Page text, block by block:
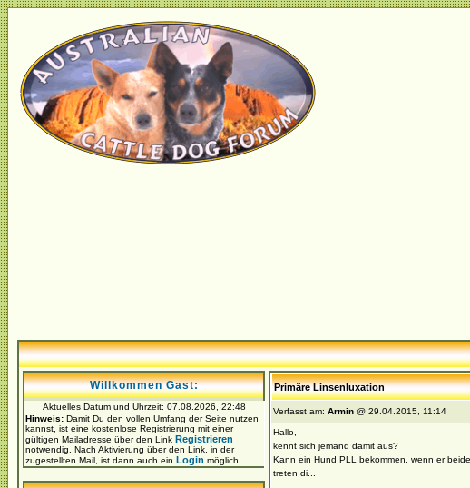
Willkommen Gast:
Aktuelles Datum und Uhrzeit: 07.08.2026, 22:48
Hinweis: Damit Du den vollen Umfang der Seite nutzen
kannst, ist eine kostenlose Registrierung mit einer
gültigen Mailadresse über den Link Registrieren
notwendig. Nach Aktivierung über den Link, in der
zugestellten Mail, ist dann auch ein Login möglich.
Primäre Linsenluxation
Verfasst am: Armin @ 29.04.2015, 11:14
Hallo,
kennt sich jemand damit aus?
Kann ein Hund PLL bekommen, wenn er
treten di...